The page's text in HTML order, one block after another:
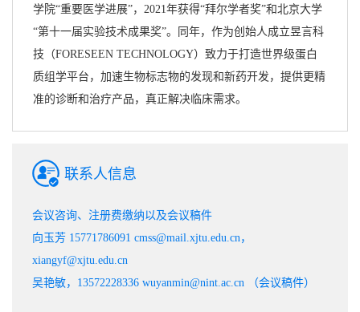
学院“重要医学进展”，2021年获得“拜尔学者奖”和北京大学
“第十一届实验技术成果奖”。同年，作为创始人成立昱言科
技（FORESEEN TECHNOLOGY）致力于打造世界级蛋白
质组学平台，加速生物标志物的发现和新药开发，提供更精
准的诊断和治疗产品，真正解决临床需求。
联系人信息
会议咨询、注册费缴纳以及会议稿件
向玉芳 15771786091 cmss@mail.xjtu.edu.cn，
xiangyf@xjtu.edu.cn
吴艳敏，13572228336 wuyanmin@nint.ac.cn （会议稿件）